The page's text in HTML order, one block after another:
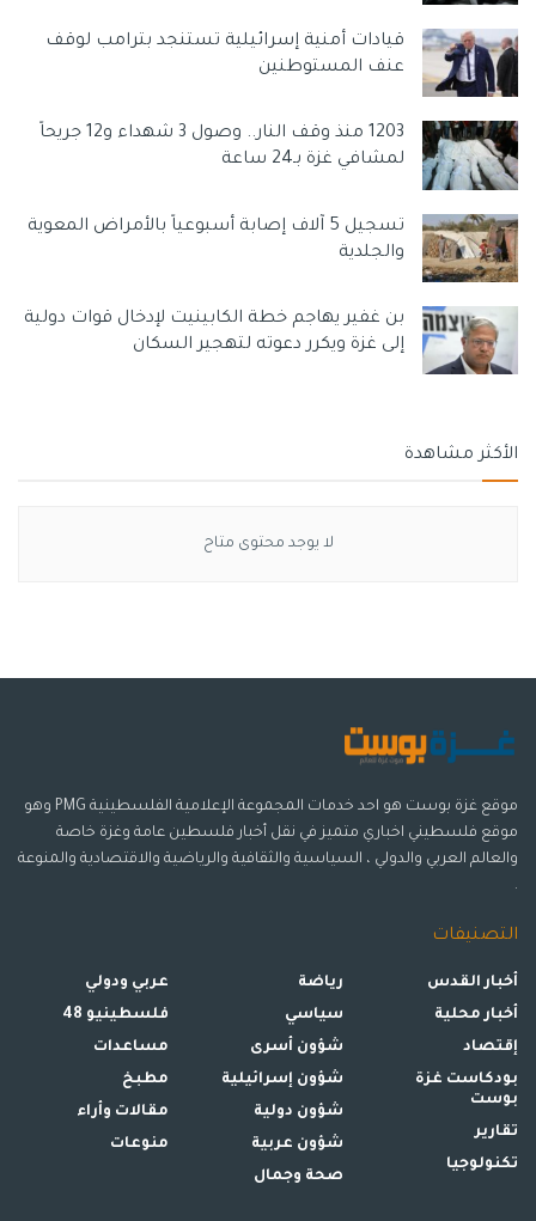
قيادات أمنية إسرائيلية تستنجد بترامب لوقف
عنف المستوطنين
1203 منذ وقف النار.. وصول 3 شهداء و12 جريحاً
لمشافي غزة بـ24 ساعة
تسجيل 5 آلاف إصابة أسبوعياً بالأمراض المعوية
والجلدية
بن غفير يهاجم خطة الكابينيت لإدخال قوات دولية
إلى غزة ويكرر دعوته لتهجير السكان
الأكثر مشاهدة
لا يوجد محتوى متاح
موقع غزة بوست هو احد خدمات المجموعة الإعلامية الفلسطينية PMG وهو
موقع فلسطيني اخباري متميز في نقل أخبار فلسطين عامة وغزة خاصة
والعالم العربي والدولي ، السياسية والثقافية والرياضية والاقتصادية والمنوعة
.
التصنيفات
أخبار القدس
أخبار محلية
إقتصاد
بودكاست غزة
بوست
تقارير
تكنولوجيا
رياضة
سياسي
شؤون أسرى
شؤون إسرائيلية
شؤون دولية
شؤون عربية
صحة وجمال
عربي ودولي
فلسطينيو 48
مساعدات
مطبخ
مقالات وأراء
منوعات